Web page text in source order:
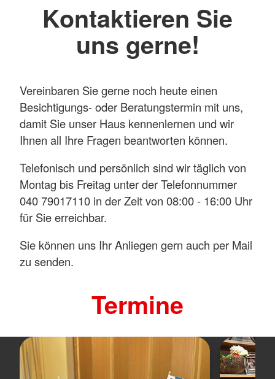
Kontaktieren Sie
uns gerne!
Vereinbaren Sie gerne noch heute einen
Besichtigungs- oder Beratungstermin mit uns,
damit Sie unser Haus kennenlernen und wir
Ihnen all Ihre Fragen beantworten können.
Telefonisch und persönlich sind wir täglich von
Montag bis Freitag unter der Telefonnummer
040 79017110 in der Zeit von 08:00 - 16:00 Uhr
für Sie erreichbar.
Sie können uns Ihr Anliegen gern auch per Mail
zu senden.
Termine